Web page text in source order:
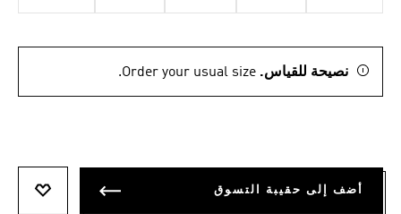
نصيحة للقياس. Order your usual size.
أضف إلى حقيبة التسوق